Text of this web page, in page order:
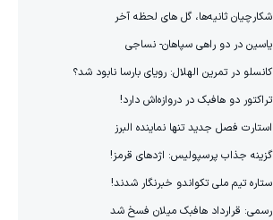
شکارچیان ثانیه‌ها، گل های لحظه آخر
یاسین در دو راهی سپاهان- نساجی
کانسلو در تمرین الهلال: رویای بارسا نابود شد؟
تراکتور دو هافبک در دروازه‌اش دارد!
استارت فصل جدید تنها نماینده البرز
گزینه جذاب پرسپولیس: اژدهای قرمز!
ستاره تیم ملی تکواندو خبرنگار شدند!
رسمی: قرارداد هافبک میلان فسخ شد